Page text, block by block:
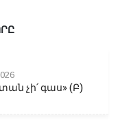
չի՛ գաս» (Բ)